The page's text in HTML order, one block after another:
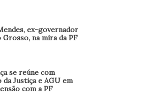
ex-governador
na mira da PF
se reúne com
Justiça e AGU em
com a PF